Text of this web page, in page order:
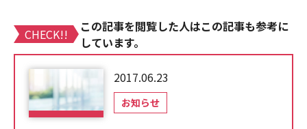
CHECK!!
この記事を閲覧した人はこの記事も参考に
しています。
2017.06.23
お知らせ